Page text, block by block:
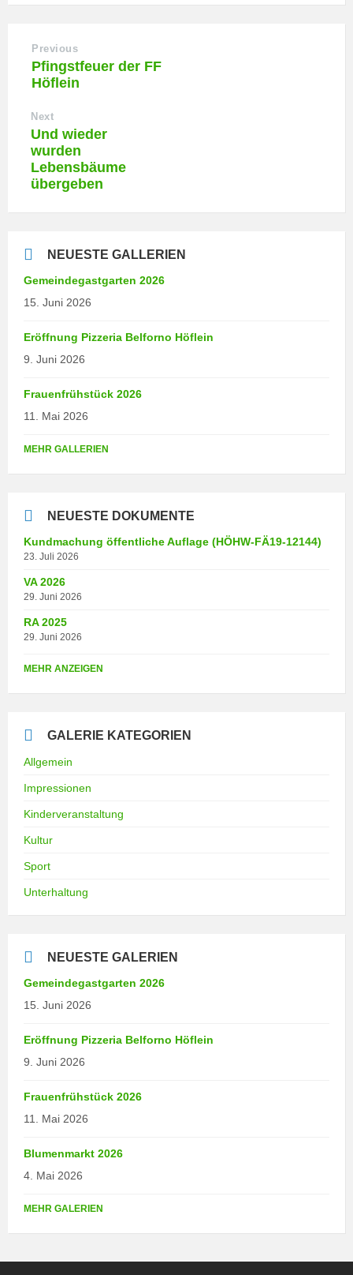
Previous
Pfingstfeuer der FF
Höflein
Next
Und wieder
wurden
Lebensbäume
übergeben
NEUESTE GALLERIEN
Gemeindegastgarten 2026
15. Juni 2026
Eröffnung Pizzeria Belforno Höflein
9. Juni 2026
Frauenfrühstück 2026
11. Mai 2026
MEHR GALLERIEN
NEUESTE DOKUMENTE
Kundmachung öffentliche Auflage (HÖHW-FÄ19-12144)
23. Juli 2026
VA 2026
29. Juni 2026
RA 2025
29. Juni 2026
MEHR ANZEIGEN
GALERIE KATEGORIEN
Allgemein
Impressionen
Kinderveranstaltung
Kultur
Sport
Unterhaltung
NEUESTE GALERIEN
Gemeindegastgarten 2026
15. Juni 2026
Eröffnung Pizzeria Belforno Höflein
9. Juni 2026
Frauenfrühstück 2026
11. Mai 2026
Blumenmarkt 2026
4. Mai 2026
MEHR GALERIEN